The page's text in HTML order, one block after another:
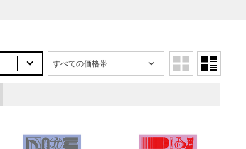
すべての価格帯